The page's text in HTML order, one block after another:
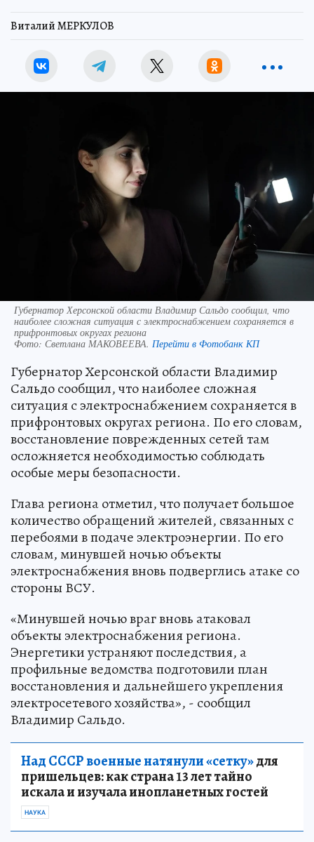
Виталий МЕРКУЛОВ
Губернатор Херсонской области Владимир Сальдо сообщил, что
наиболее сложная ситуация с электроснабжением сохраняется в
прифронтовых округах региона
Фото: Светлана МАКОВЕЕВА. Перейти в Фотобанк КП
Губернатор Херсонской области Владимир
Сальдо сообщил, что наиболее сложная
ситуация с электроснабжением сохраняется в
прифронтовых округах региона. По его словам,
восстановление поврежденных сетей там
осложняется необходимостью соблюдать
особые меры безопасности.
Глава региона отметил, что получает большое
количество обращений жителей, связанных с
перебоями в подаче электроэнергии. По его
словам, минувшей ночью объекты
электроснабжения вновь подверглись атаке со
стороны ВСУ.
«Минувшей ночью враг вновь атаковал
объекты электроснабжения региона.
Энергетики устраняют последствия, а
профильные ведомства подготовили план
восстановления и дальнейшего укрепления
электросетевого хозяйства», - сообщил
Владимир Сальдо.
Над СССР военные натянули «сетку»для
пришельцев: как страна 13 лет тайно
искала и изучала инопланетных гостей
НАУКА